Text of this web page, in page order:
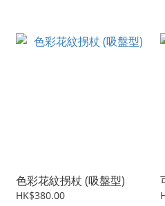
色彩花紋拐杖 (吸盤型)
HK$380.00